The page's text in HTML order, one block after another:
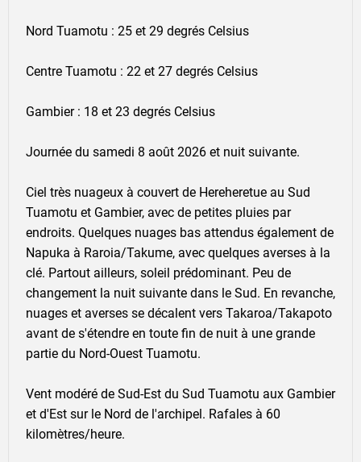
Nord Tuamotu : 25 et 29 degrés Celsius
Centre Tuamotu : 22 et 27 degrés Celsius
Gambier : 18 et 23 degrés Celsius
Journée du samedi 8 août 2026 et nuit suivante.
Ciel très nuageux à couvert de Hereheretue au Sud
Tuamotu et Gambier, avec de petites pluies par
endroits. Quelques nuages bas attendus également de
Napuka à Raroia/Takume, avec quelques averses à la
clé. Partout ailleurs, soleil prédominant. Peu de
changement la nuit suivante dans le Sud. En revanche,
nuages et averses se décalent vers Takaroa/Takapoto
avant de s'étendre en toute fin de nuit à une grande
partie du Nord-Ouest Tuamotu.
Vent modéré de Sud-Est du Sud Tuamotu aux Gambier
et d'Est sur le Nord de l'archipel. Rafales à 60
kilomètres/heure.